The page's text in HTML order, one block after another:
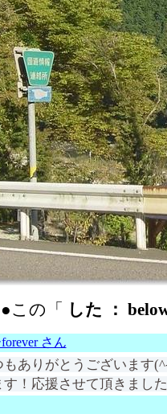
●この「 した ：
さん
もありがとうございます
す！応援させて頂きまし